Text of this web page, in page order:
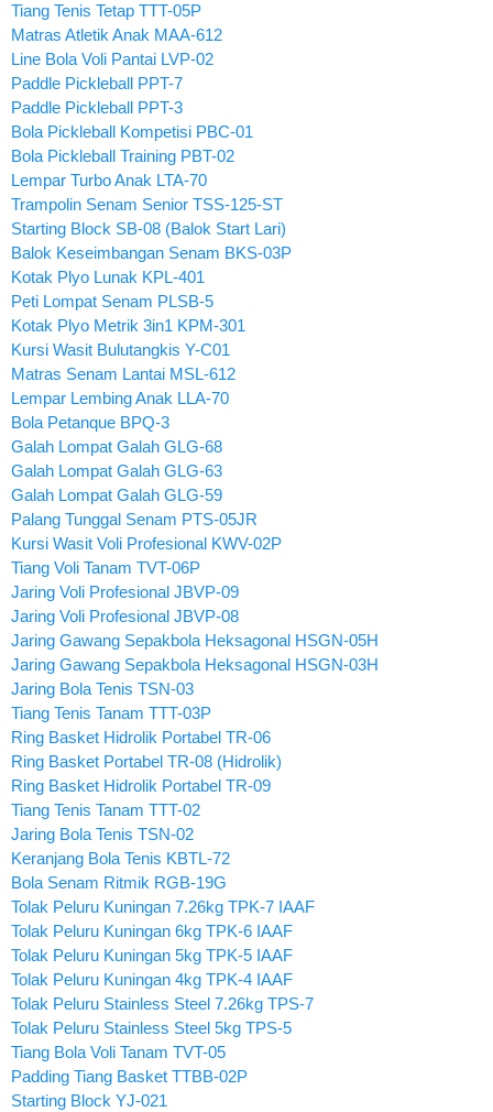
Tiang Tenis Tetap TTT-05P
Matras Atletik Anak MAA-612
Line Bola Voli Pantai LVP-02
Paddle Pickleball PPT-7
Paddle Pickleball PPT-3
Bola Pickleball Kompetisi PBC-01
Bola Pickleball Training PBT-02
Lempar Turbo Anak LTA-70
Trampolin Senam Senior TSS-125-ST
Starting Block SB-08 (Balok Start Lari)
Balok Keseimbangan Senam BKS-03P
Kotak Plyo Lunak KPL-401
Peti Lompat Senam PLSB-5
Kotak Plyo Metrik 3in1 KPM-301
Kursi Wasit Bulutangkis Y-C01
Matras Senam Lantai MSL-612
Lempar Lembing Anak LLA-70
Bola Petanque BPQ-3
Galah Lompat Galah GLG-68
Galah Lompat Galah GLG-63
Galah Lompat Galah GLG-59
Palang Tunggal Senam PTS-05JR
Kursi Wasit Voli Profesional KWV-02P
Tiang Voli Tanam TVT-06P
Jaring Voli Profesional JBVP-09
Jaring Voli Profesional JBVP-08
Jaring Gawang Sepakbola Heksagonal HSGN-05H
Jaring Gawang Sepakbola Heksagonal HSGN-03H
Jaring Bola Tenis TSN-03
Tiang Tenis Tanam TTT-03P
Ring Basket Hidrolik Portabel TR-06
Ring Basket Portabel TR-08 (Hidrolik)
Ring Basket Hidrolik Portabel TR-09
Tiang Tenis Tanam TTT-02
Jaring Bola Tenis TSN-02
Keranjang Bola Tenis KBTL-72
Bola Senam Ritmik RGB-19G
Tolak Peluru Kuningan 7.26kg TPK-7 IAAF
Tolak Peluru Kuningan 6kg TPK-6 IAAF
Tolak Peluru Kuningan 5kg TPK-5 IAAF
Tolak Peluru Kuningan 4kg TPK-4 IAAF
Tolak Peluru Stainless Steel 7.26kg TPS-7
Tolak Peluru Stainless Steel 5kg TPS-5
Tiang Bola Voli Tanam TVT-05
Padding Tiang Basket TTBB-02P
Starting Block YJ-021